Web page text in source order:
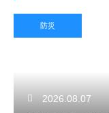
防災
2026.08.07